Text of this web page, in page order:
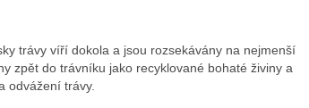
trávy víří dokola a jsou rozsekávány na nejmenší
zpět do trávníku jako recyklované bohaté živiny a
odvážení trávy.